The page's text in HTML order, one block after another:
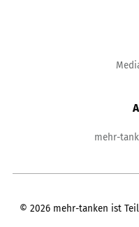
mehr-
© 2026 mehr-tanken ist